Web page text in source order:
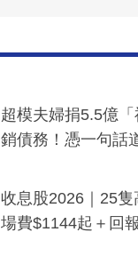
超模夫婦捐5.5億
銷債務！憑一句話
一度被誤當詐騙手
收息股2026｜25隻
場費$1144起＋回